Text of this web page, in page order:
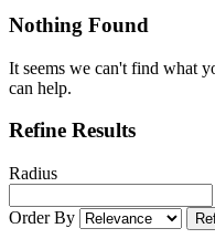
ad
für
Damen
Nothing Found
It seems we can't find what
can help.
Refine Results
Radius
Order By